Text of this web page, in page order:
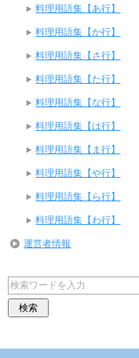
料理用語集【あ行】
料理用語集【か行】
料理用語集【さ行】
料理用語集【た行】
料理用語集【な行】
料理用語集【は行】
料理用語集【ま行】
料理用語集【や行】
料理用語集【ら行】
料理用語集【わ行】
運営者情報